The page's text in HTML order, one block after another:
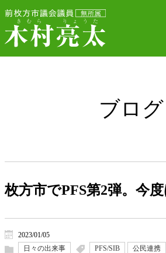
ブログ
枚方市でPFS第2弾。今度
2023/01/05
日々の出来事
PFS/SIB 公民連携